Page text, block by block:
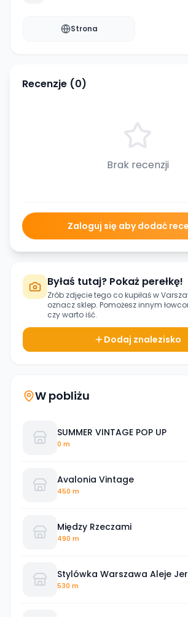
Strona
Recenzje (0)
Brak recenzji
Zaloguj się aby dodać
Byłaś tutaj? Pokaż perełkę!
Zrób zdjęcie tego co kupiłaś w
oznacz sklep. Pomożesz innym
czy warto iść.
Dodaj znalezisko
W pobliżu
SUMMER VINTAGE POP UP
0 m
Avalonia Vintage
450 m
Między Rzeczami
490 m
Stylówka Warszawa Aleje
530 m